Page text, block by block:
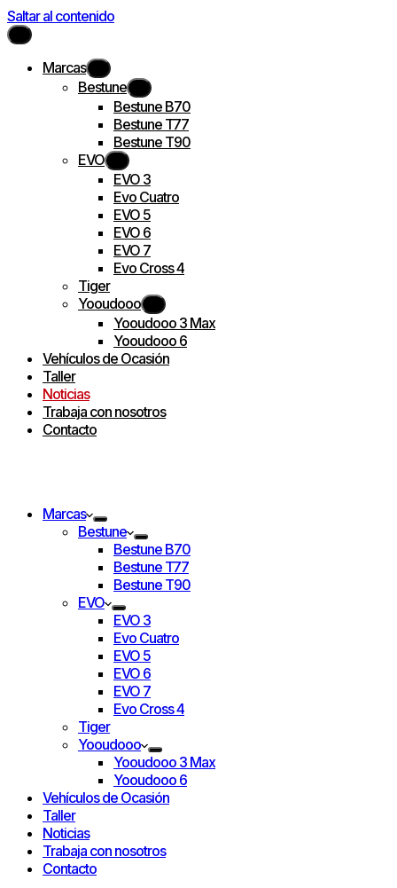
Saltar al contenido
Marcas
Bestune
Bestune B70
Bestune T77
Bestune T90
EVO
EVO 3
Evo Cuatro
EVO 5
EVO 6
EVO 7
Evo Cross 4
Tiger
Yooudooo
Yooudooo 3 Max
Yooudooo 6
Vehículos de Ocasión
Taller
Noticias
Trabaja con nosotros
Contacto
Marcas
Bestune
Bestune B70
Bestune T77
Bestune T90
EVO
EVO 3
Evo Cuatro
EVO 5
EVO 6
EVO 7
Evo Cross 4
Tiger
Yooudooo
Yooudooo 3 Max
Yooudooo 6
Vehículos de Ocasión
Taller
Noticias
Trabaja con nosotros
Contacto